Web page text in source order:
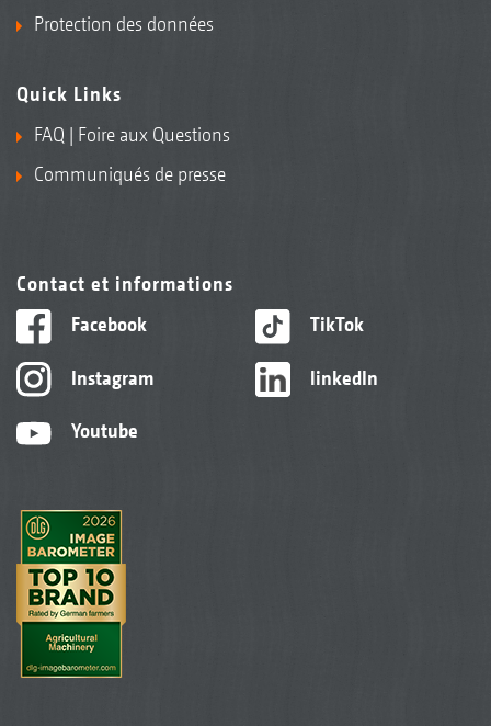
Protection des données
Quick Links
FAQ | Foire aux Questions
Communiqués de presse
Contact et informations
Facebook
Instagram
Youtube
TikTok
linkedIn